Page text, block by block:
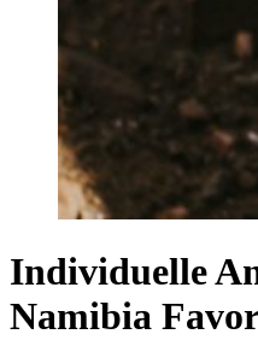
Individuelle
Namibia